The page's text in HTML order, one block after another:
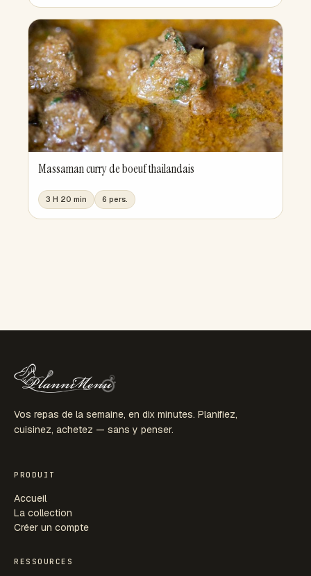
Massaman curry de boeuf thailandais
3 H 20 min 6 pers.
Vos repas de la semaine, en dix minutes. Planifiez,
cuisinez, achetez — sans y penser.
PRODUIT
Accueil
La collection
Créer un compte
RESSOURCES